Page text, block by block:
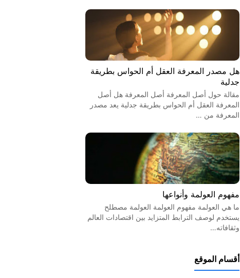
هل مصدر المعرفة العقل أم الحواس بطريقة
جدلية
مقالة حول أصل المعرفة أصل المعرفة هل أصل
المعرفة العقل أم الحواس بطريقة جدلية يعد مصدر
المعرفة من …
مفهوم العولمة وأنواعها
ما هي العولمة مفهوم العولمة العولمة مصطلح
يستخدم لوصف الترابط المتزايد بين اقتصادات العالم
وثقافاته…
أقسام الموقع